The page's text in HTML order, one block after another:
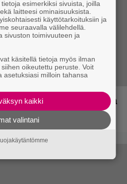
kotimaisen
esimerkiksi sivuista, joilla
laitteesi ominaisuuksista.
käyttötarkoituksiin ja
seuraavalla välilehdellä.
sivuston toimivuuteen ja
käsitellä tietoja myös ilman
oikeutettu peruste. Voit
asetuksiasi milloin tahansa
kaikki
valintani